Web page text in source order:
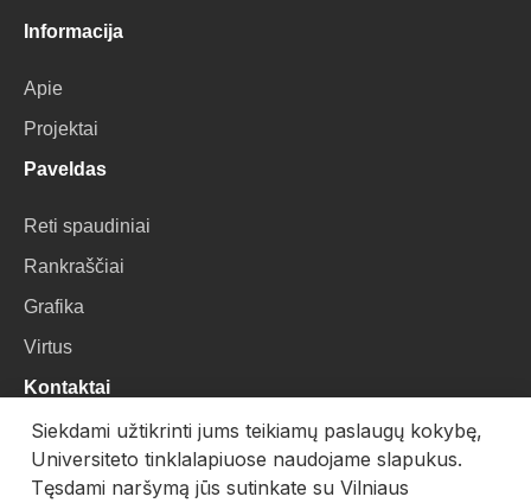
Informacija
Apie
Projektai
Paveldas
Reti spaudiniai
Rankraščiai
Grafika
Virtus
Kontaktai
VU Biblioteka
Universiteto g. 3, LT-01122, Vilnius
Siekdami užtikrinti jums teikiamų paslaugų kokybę,
Universiteto tinklalapiuose naudojame slapukus.
Tęsdami naršymą jūs sutinkate su Vilniaus